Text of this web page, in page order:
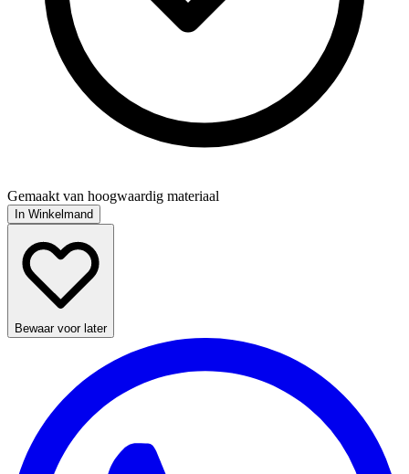
Gemaakt van hoogwaardig materiaal
In Winkelmand
Bewaar voor later